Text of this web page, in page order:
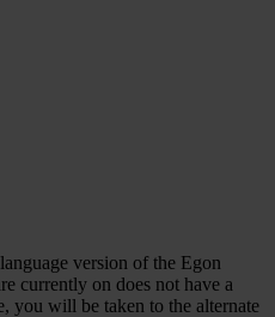
version of the Egon
currently on does not have a
you will be taken to the alternate